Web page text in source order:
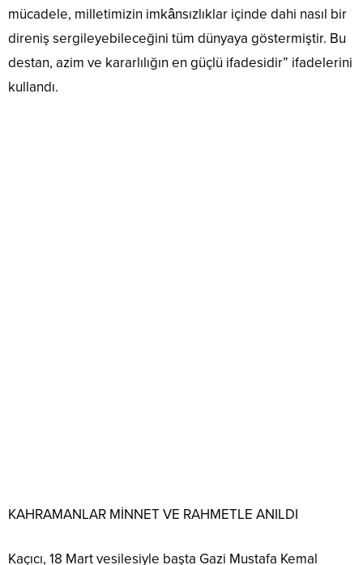
mücadele, milletimizin imkânsızlıklar içinde dahi nasıl bir
direniş sergileyebileceğini tüm dünyaya göstermiştir. Bu
destan, azim ve kararlılığın en güçlü ifadesidir” ifadelerini
kullandı.
KAHRAMANLAR MİNNET VE RAHMETLE ANILDI
Kaçıcı, 18 Mart vesilesiyle başta Gazi Mustafa Kemal